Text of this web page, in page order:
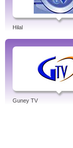
Hilal
Guney TV